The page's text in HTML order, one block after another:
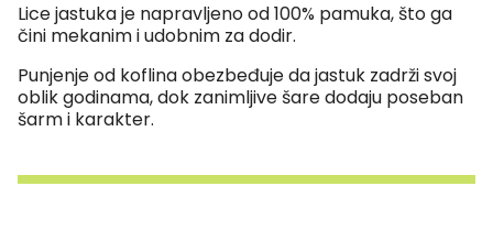
Lice jastuka je napravljeno od 100% pamuka, što ga
čini mekanim i udobnim za dodir.
Punjenje od koflina obezbeđuje da jastuk zadrži svoj
oblik godinama, dok zanimljive šare dodaju poseban
šarm i karakter.